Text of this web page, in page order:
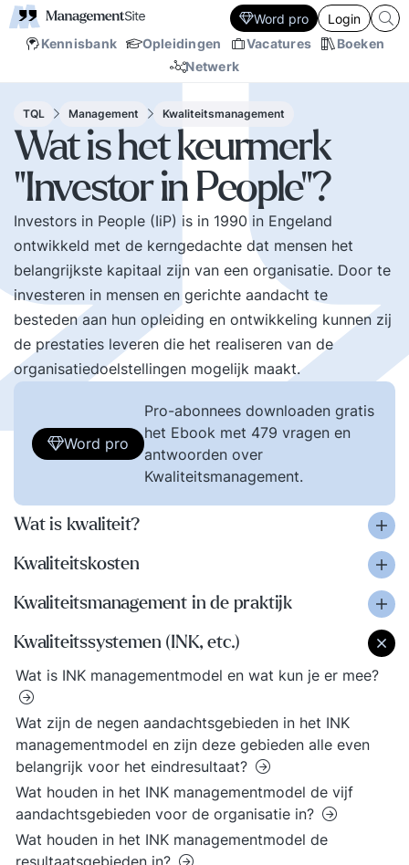
Kennisbank Opleidingen Vacatures
Boeken
Netwerk
Word pro Login
TQL Management Kwaliteitsmanagement
Wat is het keurmerk
"Investor in People"?
Investors in People (IiP) is in 1990 in Engeland
ontwikkeld met de kerngedachte dat mensen het
belangrijkste kapitaal zijn van een organisatie. Door te
investeren in mensen en gerichte aandacht te
besteden aan hun opleiding en ontwikkeling kunnen zij
de prestaties leveren die het realiseren van de
organisatiedoelstellingen mogelijk maakt.
Word pro
Pro-abonnees downloaden gratis
het Ebook met 479 vragen en
antwoorden over
Kwaliteitsmanagement.
Wat is kwaliteit?
Kwaliteitskosten
Kwaliteitsmanagement in de praktijk
Kwaliteitssystemen (INK, etc.)
Wat is INK managementmodel en wat kun je er mee?
Wat zijn de negen aandachtsgebieden in het INK
managementmodel en zijn deze gebieden alle even
belangrijk voor het eindresultaat?
Wat houden in het INK managementmodel de vijf
aandachtsgebieden voor de organisatie in?
Wat houden in het INK managementmodel de
resultaatsgebieden in?